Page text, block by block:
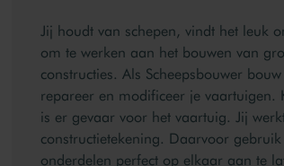
Jij houdt van schepen, vindt het leuk
om te werken aan het bouwen van
constructies. Als Scheepsbouwer
repareer en modificeer je
is er gevaar voor het vaartuig. Jij
constructietekening. Daarvoor
onderdelen perfect op elkaar aan te